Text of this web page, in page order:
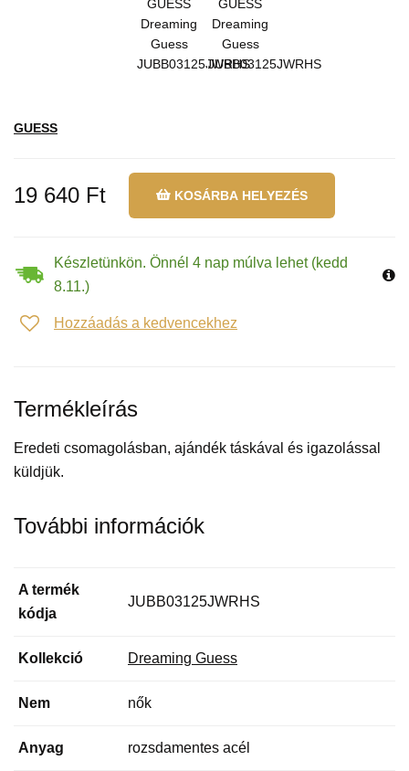
GUESS
19 640 Ft KOSÁRBA HELYEZÉS
Készletünkön. Önnél 4 nap múlva lehet (kedd
8.11.)
Hozzáadás a kedvencekhez
Termékleírás
Eredeti csomagolásban, ajándék táskával és igazolással
küldjük.
További információk
A termék
kódja
JUBB03125JWRHS
Kollekció Dreaming Guess
Nem nők
Anyag rozsdamentes acél